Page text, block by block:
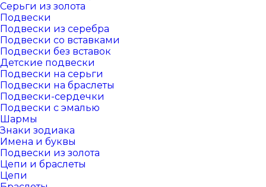
Серьги из золота
Подвески
Подвески из серебра
Подвески со вставками
Подвески без вставок
Детские подвески
Подвески на серьги
Подвески на браслеты
Подвески-сердечки
Подвески с эмалью
Шармы
Знаки зодиака
Имена и буквы
Подвески из золота
Цепи и браслеты
Цепи